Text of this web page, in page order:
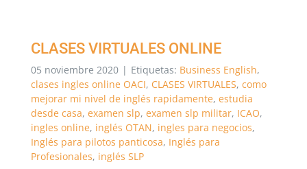
CLASES VIRTUALES ONLINE
05 noviembre 2020 | Etiquetas: Business English,
clases ingles online OACI, CLASES VIRTUALES, como
mejorar mi nivel de inglés rapidamente, estudia
desde casa, examen slp, examen slp militar, ICAO,
ingles online, inglés OTAN, ingles para negocios,
Inglés para pilotos panticosa, Inglés para
Profesionales, inglés SLP